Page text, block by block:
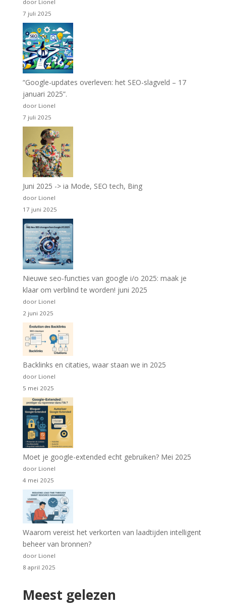
door Lionel
7 juli 2025
“Google-updates overleven: het SEO-slagveld – 17
januari 2025”.
door Lionel
7 juli 2025
Juni 2025 -> ia Mode, SEO tech, Bing
door Lionel
17 juni 2025
Nieuwe seo-functies van google i/o 2025: maak je
klaar om verblind te worden! juni 2025
door Lionel
2 juni 2025
Backlinks en citaties, waar staan we in 2025
door Lionel
5 mei 2025
Moet je google-extended echt gebruiken? Mei 2025
door Lionel
4 mei 2025
Waarom vereist het verkorten van laadtijden intelligent
beheer van bronnen?
door Lionel
8 april 2025
Meest gelezen